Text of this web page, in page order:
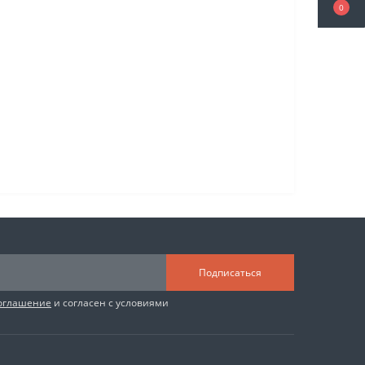
0
Подписаться
и согласен с условиями